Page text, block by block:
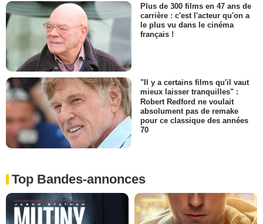
Plus de 300 films en 47 ans de
carrière : c'est l'acteur qu'on a
le plus vu dans le cinéma
français !
"Il y a certains films qu'il vaut
mieux laisser tranquilles" :
Robert Redford ne voulait
absolument pas de remake
pour ce classique des années
70
Top Bandes-annonces